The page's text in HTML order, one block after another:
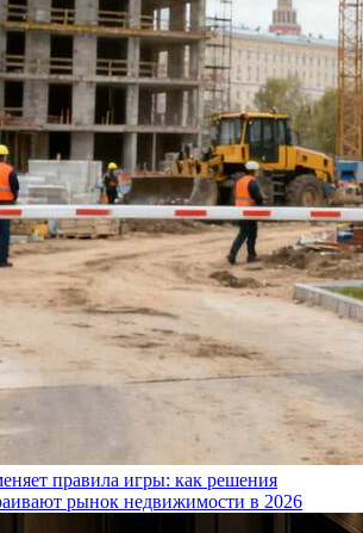
правила игры: как решения
рынок недвижимости в 2026